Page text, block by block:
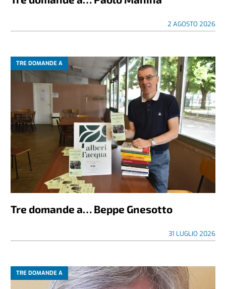
2 AGOSTO 2026
TRE DOMANDE A
Tre domande a… Beppe Gnesotto
31 LUGLIO 2026
TRE DOMANDE A